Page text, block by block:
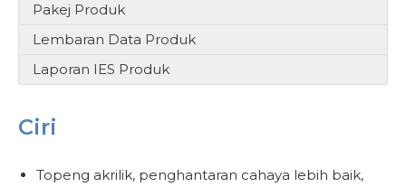
Pakej Produk
Lembaran Data Produk
Laporan IES Produk
Ciri
Topeng akrilik, penghantaran cahaya lebih baik,